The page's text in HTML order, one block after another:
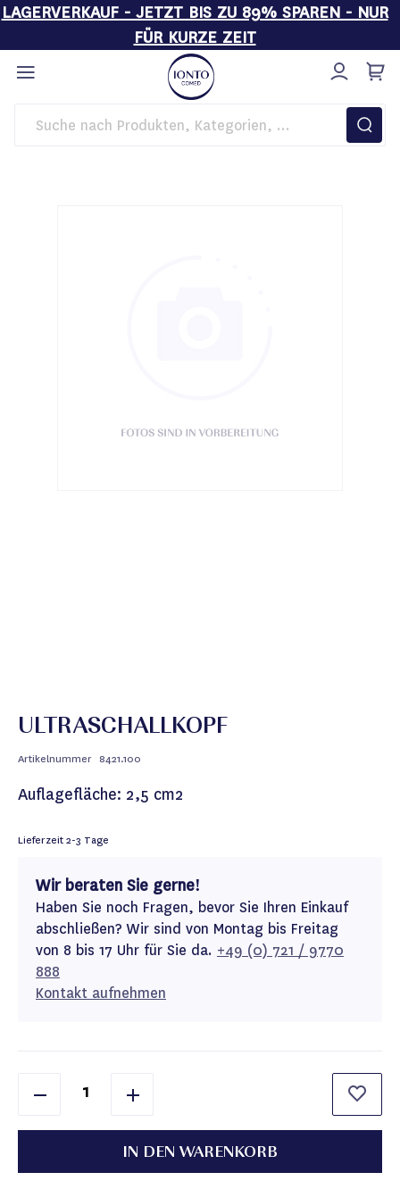
LAGERVERKAUF - JETZT BIS ZU 89% SPAREN - NUR
FÜR KURZE ZEIT
Direkt
zum
Inhalt
Startseite Kosmetikgeräte Ultraschallkopf
ULTRASCHALLKOPF
Artikelnummer 8421.100
Auflagefläche: 2,5 cm2
Lieferzeit2-3 Tage
Wir beraten Sie gerne!
Haben Sie noch Fragen, bevor Sie Ihren Einkauf
abschließen? Wir sind von Montag bis Freitag
von 8 bis 17 Uhr für Sie da. +49 (0) 721 / 9770
888
Kontakt aufnehmen
IN DEN WARENKORB